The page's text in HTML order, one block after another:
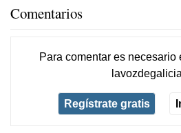
Comentarios
Para comentar es necesario
Regístrate gratis